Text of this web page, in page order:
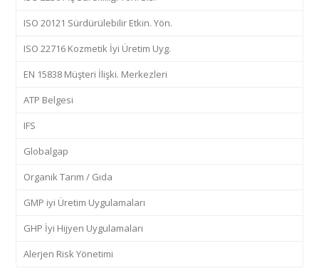
ISO 20121 Sürdürülebilir Etkin. Yön.
ISO 22716 Kozmetik İyi Üretim Uyg.
EN 15838 Müşteri İlişki. Merkezleri
ATP Belgesi
IFS
Globalgap
Organik Tarım / Gıda
GMP iyi Üretim Uygulamaları
GHP İyi Hijyen Uygulamaları
Alerjen Risk Yönetimi